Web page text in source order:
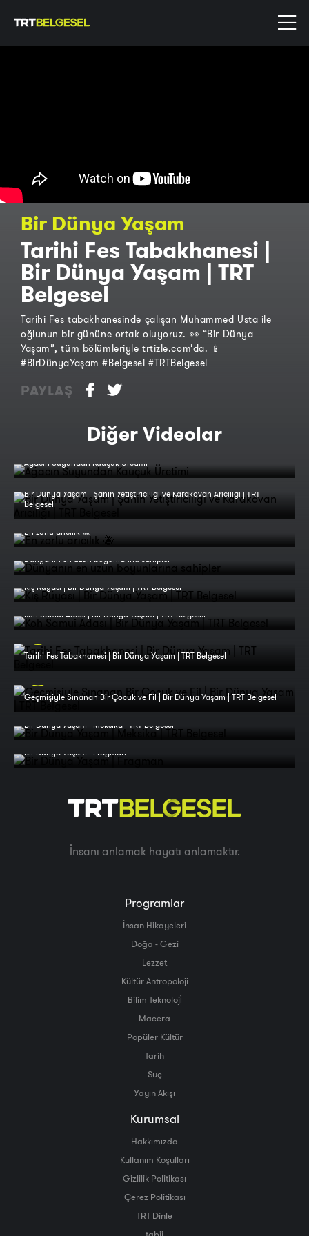
Bir Dünya Yaşam
Tarihi Fes Tabakhanesi |
Bir Dünya Yaşam | TRT
Belgesel
Tarihi Fes tabakhanesinde çalışan Muhammed Usta ile
oğlunun bir gününe ortak oluyoruz. 👀 “Bir Dünya
Yaşam”, tüm bölümleriyle trtizle.com’da. 📱
#BirDünyaYaşam #Belgesel #TRTBelgesel
PAYLAŞ
Diğer Videolar
Ağacın Suyundan Kauçuk Üretimi
Bir Dünya Yaşam | Şahin Yetiştiriciliği ve Karakovan Arıcılığı | TRT
Belgesel
En zorlu arıcılık 🐝
Dünyanın en uzun boyunlarına sahipler
Kış Rüyası | Bir Dünya Yaşam | TRT Belgesel
Koh Samui Adası | Bir Dünya Yaşam | TRT Belgesel
Tarihi Fes Tabakhanesi | Bir Dünya Yaşam | TRT Belgesel
Geçmişiyle Sınanan Bir Çocuk ve Fil | Bir Dünya Yaşam | TRT Belgesel
Bir Dünya Yaşam | Meksika | TRT Belgesel
Bir Dünya Yaşam | Fragman
İnsanı anlamak hayatı anlamaktır.
Programlar
İnsan Hikayeleri
Doğa - Gezi
Lezzet
Kültür Antropoloji
Bilim Teknoloji̇
Macera
Popüler Kültür
Tarih
Suç
Yayın Akışı
Kurumsal
Hakkımızda
Kullanım Koşulları
Gizlilik Politikası
Çerez Politikası
TRT Dinle
tabii